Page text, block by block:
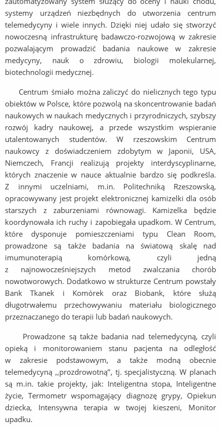
systemy urządzeń niezbędnych do utworzenia centrum
telemedycyny i wiele innych. Dzięki niej udało się stworzyć
nowoczesną infrastrukturę badawczo-rozwojową w zakresie
pozwalającym prowadzić badania naukowe w zakresie
medycyny, nauk o zdrowiu, biologii molekularnej,
biotechnologii medycznej.
Centrum śmiało można zaliczyć do nielicznych tego typu
obiektów w Polsce, które pozwolą na skoncentrowanie badań
naukowych w naukach medycznych i przyrodniczych, szybszy
rozwój kadry naukowej, a przede wszystkim wspieranie
utalentowanych studentów. W rzeszowskim Centrum
naukowcy z doświadczeniem zdobytym w Japonii, USA,
Niemczech, Francji realizują projekty interdyscyplinarne,
których znaczenie w nauce aktualnie bardzo się podkreśla.
Z innymi uczelniami, m.in. Politechniką Rzeszowską,
opracowywany jest projekt elektronicznej kamizelki dla osób
starszych z zaburzeniami równowagi. Kamizelka będzie
koordynowała ich ruchy i zapobiegała upadkom. W Centrum,
które dysponuje pomieszczeniami typu Clean Room,
prowadzone są także badania na światową skalę nad
imumunoterapią komórkową, czyli jedną
z najnowocześniejszych metod zwalczania chorób
nowotworowych. Dodatkowo w strukturze Centrum powstały
Bank Tkanek i Komórek oraz Biobank, które służą
długotrwałemu przechowywaniu materiału biologicznego
przeznaczanego do terapii lub badań naukowych.
Prowadzone są także badania nad telemedycyną, czyli
opieką i monitorowaniem stanu pacjenta na odległość
w zakresie podstawowym, a także modną obecnie
telemedycyną ,,prozdrowotną’’, tj. specjalistyczną. W planach
są m.in. takie projekty, jak: Inteligentna stopa, Inteligentne
życie, Termometr wspomagający diagnozę grypy, Opiekun
dziecka, Intensywna terapia w twojej kieszeni, Monitor
upadku.